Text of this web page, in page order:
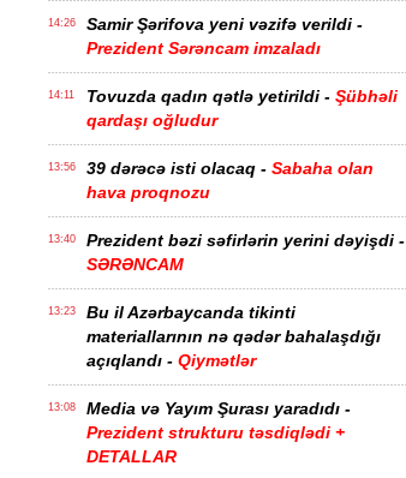
14:26
Samir Şərifova yeni vəzifə verildi -
Prezident Sərəncam imzaladı
14:11 Tovuzda qadın qətlə yetirildi - Şübhəli
qardaşı oğludur
13:56 39 dərəcə isti olacaq - Sabaha olan
hava proqnozu
13:40
Prezident bəzi səfirlərin yerini dəyişdi -
SƏRƏNCAM
13:23
Bu il Azərbaycanda tikinti
materiallarının nə qədər bahalaşdığı
açıqlandı - Qiymətlər
13:08
Media və Yayım Şurası yaradıdı -
Prezident strukturu təsdiqlədi +
DETALLAR